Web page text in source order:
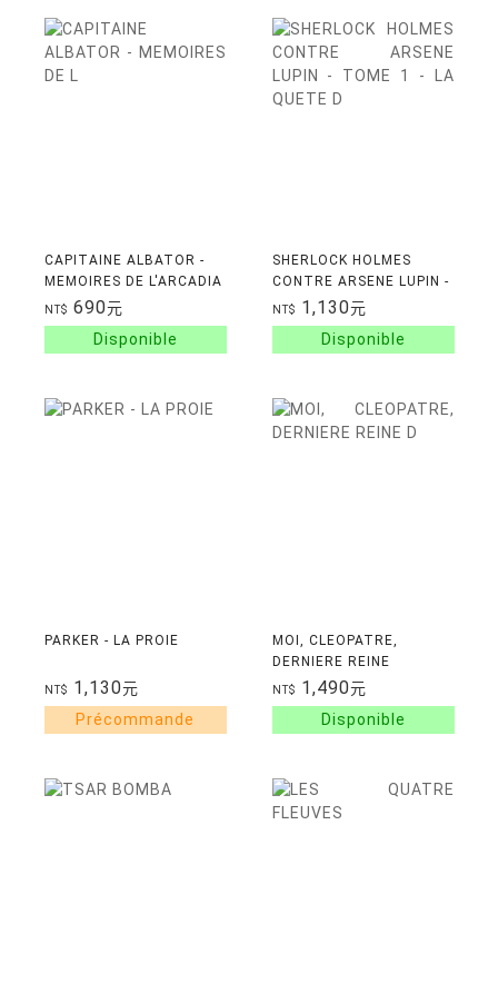
CAPITAINE ALBATOR -
MEMOIRES DE L'ARCADIA
- TOME 1
NT$ 690元
SHERLOCK HOLMES
CONTRE ARSENE LUPIN -
TOME 1 - LA QUETE
D'ETERNITE
NT$ 1,130元
PARKER - LA PROIE
NT$ 1,130元
MOI, CLEOPATRE,
DERNIERE REINE
D'EGYPTE
NT$ 1,490元